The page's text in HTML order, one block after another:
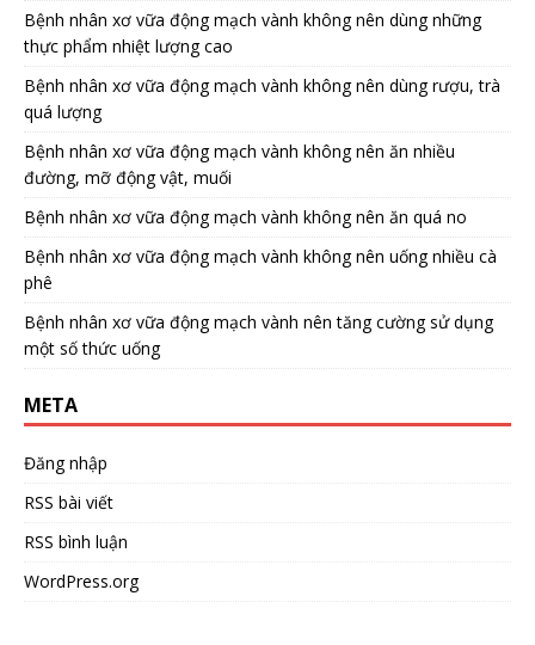
Bệnh nhân xơ vữa động mạch vành không nên dùng những
thực phẩm nhiệt lượng cao
Bệnh nhân xơ vữa động mạch vành không nên dùng rượu, trà
quá lượng
Bệnh nhân xơ vữa động mạch vành không nên ăn nhiều
đường, mỡ động vật, muối
Bệnh nhân xơ vữa động mạch vành không nên ăn quá no
Bệnh nhân xơ vữa động mạch vành không nên uống nhiều cà
phê
Bệnh nhân xơ vữa động mạch vành nên tăng cường sử dụng
một số thức uống
META
Đăng nhập
RSS bài viết
RSS bình luận
WordPress.org